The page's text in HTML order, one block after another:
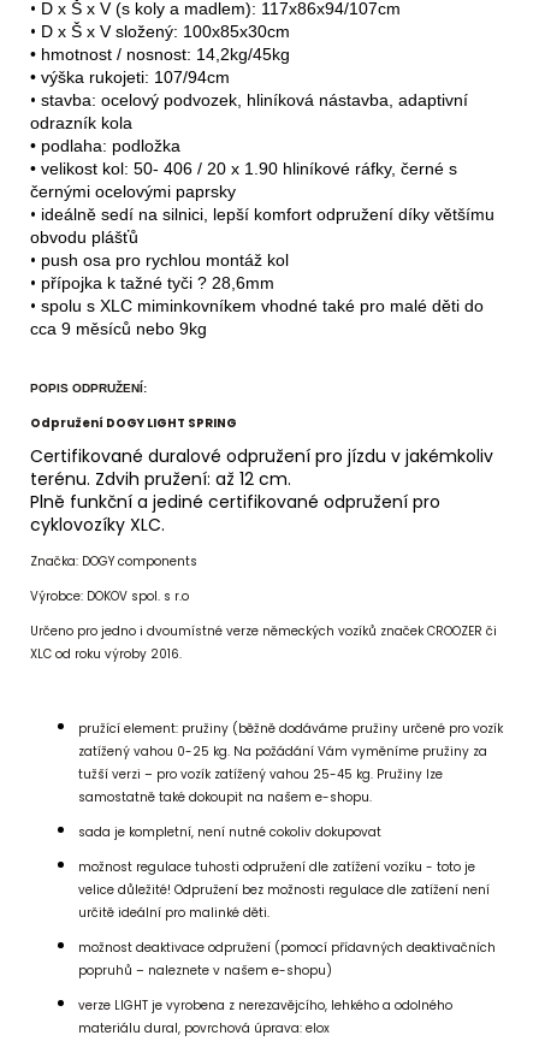
• D x Š x V (s koly a madlem): 117x86x94/107cm
• D x Š x V složený: 100x85x30cm
• hmotnost / nosnost: 14,2kg/45kg
• výška rukojeti: 107/94cm
• stavba: ocelový podvozek, hliníková nástavba , adaptivní
odrazník kola
• podlaha: podložka
• velikost kol: 50- 406 / 20 x 1.90 hliníkové ráfky, černé s
černými ocelovými paprsky
• ideálně sedí na silnici, lepší komfort odpružení díky většímu
obvodu plášťů
• push osa pro rychlou montáž kol
• přípojka k tažné tyči ? 28,6mm
• spolu s XLC miminkovníkem vhodné také pro malé děti do
cca 9 měsíců nebo 9kg
POPIS ODPRUŽENÍ:
Odpružení DOGY LIGHT SPRING
Certifikované duralové odpružení pro jízdu v jakémkoliv
terénu. Zdvih pružení: až 12 cm.
Plně funkční a jediné certifikované odpružení pro
cyklovozíky XLC.
Značka: DOGY components
Výrobce: DOKOV spol. s r.o
Určeno pro jedno i dvoumístné verze německých vozíků značek CROOZER či
XLC od roku výroby 2016.
pružící element: pružiny (běžně dodáváme pružiny určené pro vozík
zatížený vahou 0-25 kg. Na požádání Vám vyměníme pružiny za
tužší verzi – pro vozík zatížený vahou 25-45 kg. Pružiny lze
samostatně také dokoupit na našem e-shopu.
sada je kompletní, není nutné cokoliv dokupovat
možnost regulace tuhosti odpružení dle zatížení vozíku - toto je
velice důležité! Odpružení bez možnosti regulace dle zatížení není
určitě ideální pro malinké děti.
možnost deaktivace odpružení (pomocí přídavných deaktivačních
popruhů – naleznete v našem e-shopu)
verze LIGHT je vyrobena z nerezavějcího, lehkého a odolného
materiálu dural, povrchová úprava: elox